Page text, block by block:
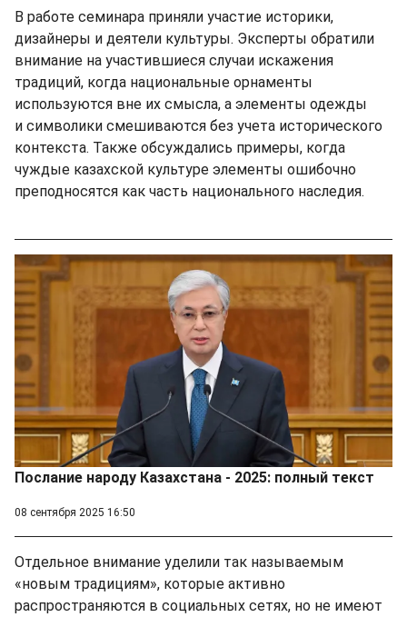
В работе семинара приняли участие историки,
дизайнеры и деятели культуры. Эксперты обратили
внимание на участившиеся случаи искажения
традиций, когда национальные орнаменты
используются вне их смысла, а элементы одежды
и символики смешиваются без учета исторического
контекста. Также обсуждались примеры, когда
чуждые казахской культуре элементы ошибочно
преподносятся как часть национального наследия.
Послание народу Казахстана - 2025: полный текст
08 сентября 2025 16:50
Отдельное внимание уделили так называемым
«новым традициям», которые активно
распространяются в социальных сетях, но не имеют